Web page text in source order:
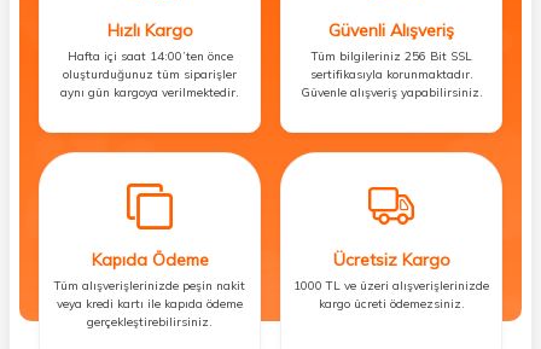
Hızlı Kargo
Hafta içi saat 14:00’ten önce
oluşturduğunuz tüm siparişler
aynı gün kargoya verilmektedir.
Güvenli Alışveriş
Tüm bilgileriniz 256 Bit SSL
sertifikasıyla korunmaktadır.
Güvenle alışveriş yapabilirsiniz.
Kapıda Ödeme
Tüm alışverişlerinizde peşin nakit
veya kredi kartı ile kapıda ödeme
gerçekleştirebilirsiniz.
Ücretsiz Kargo
1000 TL ve üzeri alışverişlerinizde
kargo ücreti ödemezsiniz.